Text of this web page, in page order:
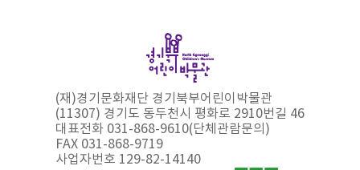
(재)경기문화재단 경기북부어린이박물관
(11307) 경기도 동두천시 평화로 2910번길 46
대표전화 031-868-9610(단체관람문의)
FAX 031-868-9719
사업자번호 129-82-14140